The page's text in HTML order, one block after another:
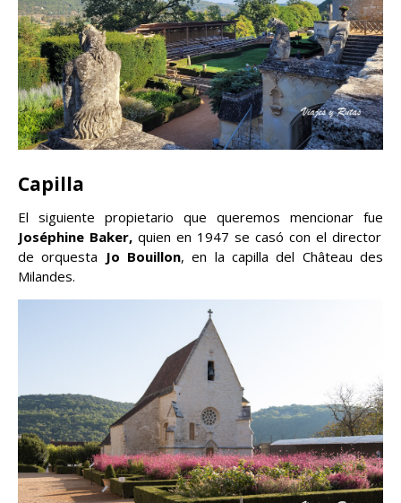
Capilla
El siguiente propietario que queremos mencionar fue
Joséphine Baker, quien en 1947 se casó con el director
de orquesta Jo Bouillon, en la capilla del Château des
Milandes.